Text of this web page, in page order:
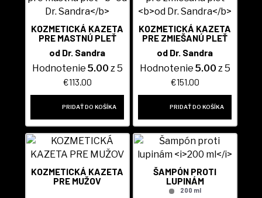
KOZMETICKÁ KAZETA
PRE MASTNÚ PLEŤ
od Dr. Sandra
Hodnotenie 5.00 z 5
€113.00
PRIDAŤ DO KOŠÍKA
KOZMETICKÁ KAZETA
PRE ZMIEŠANÚ PLEŤ
od Dr. Sandra
Hodnotenie 5.00 z 5
€151.00
PRIDAŤ DO KOŠÍKA
KOZMETICKÁ KAZETA
PRE MUŽOV
ŠAMPÓN PROTI
LUPINÁM
200 ml